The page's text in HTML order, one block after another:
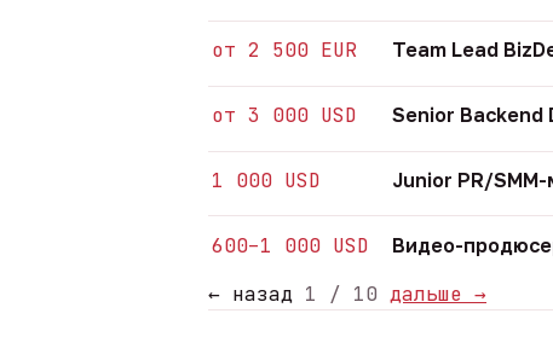
от 2 500 EUR Team Lead
от 3 000 USD Senior
1 000 USD Junior PR/
600–1 000 USD Видео-
← назад 1 / 10 дальше →